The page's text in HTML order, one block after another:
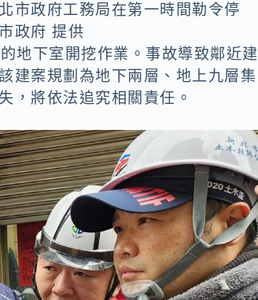
市政府工務局在第一時間勒令停
政府 提供
地下室開挖作業。事故導致鄰近建
建案規劃為地下兩層、地上九層集
，將依法追究相關責任。